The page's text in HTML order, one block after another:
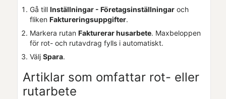
Gå till Inställningar - Företagsinställningar och
fliken Faktureringsuppgifter.
Markera rutan Fakturerar husarbete. Maxbeloppen
för rot- och rutavdrag fylls i automatiskt.
Välj Spara.
Artiklar som omfattar rot- eller
rutarbete